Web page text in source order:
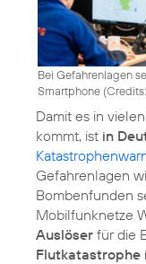
Bei Gefahrenlagen
Smartphone (
Damit es in
kommt, ist in
Gefahrenlagen
Bombenfunden
Mobilfunknetze
Auslöser für die
Flutkatastrophe